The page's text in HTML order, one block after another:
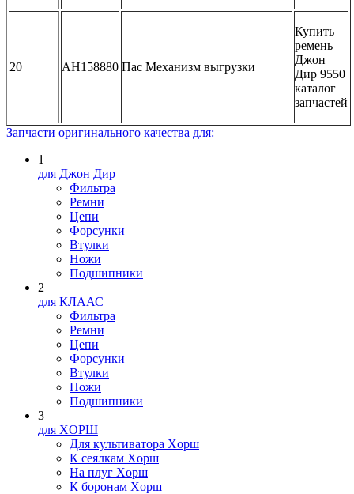
20 AH158880 Пас Механизм выгрузки
Купить
ремень
Джон
Дир 9550
каталог
запчастей
Запчасти оригинального качества для:
1
для Джон Дир
Фильтра
Ремни
Цепи
Форсунки
Втулки
Ножи
Подшипники
2
для КЛААС
Фильтра
Ремни
Цепи
Форсунки
Втулки
Ножи
Подшипники
3
для XOPШ
Для культиватора Xopш
К сеялкам Xopш
На плуг Xopш
К боронам Xopш